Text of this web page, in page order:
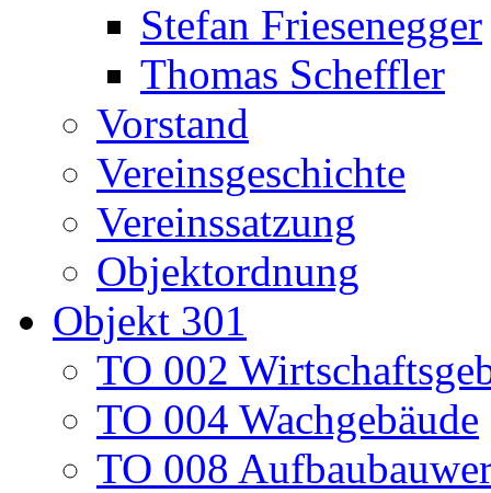
Stefan Friesenegger
Thomas Scheffler
Vorstand
Vereinsgeschichte
Vereinssatzung
Objektordnung
Objekt 301
TO 002
TO 004 Wachgebäude
TO 008